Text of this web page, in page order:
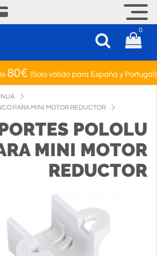
0
80€ (Solo válido para España y Portugal)
PARA MINI MOTOR REDUCTOR
POLOLU
MINI MOTOR
REDUCTOR